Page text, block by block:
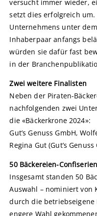
versucht immer wieder,
setzt dies erfolgreich
Unternehmens unter
Inhaberpaar anfangs
würden sie dafür fast
in der
Zwei weitere Finalisten
Neben der Piraten-
nachfolgenden zwei
die «Bäckerkrone 2024»:
Gut’s Genuss GmbH,
Regina Gut (Gut’s
50 Bäckereien-
Insgesamt standen 50
Auswahl – nominiert von
durch die betriebseigene
engere Wahl